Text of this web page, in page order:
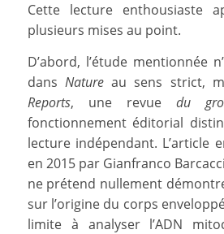
Cette lecture enthousiaste
plusieurs mises au point.
D’abord, l’étude mentionnée
dans Natureau sens strict,
Reports, une revue du
fonctionnement éditorial
lecture indépendant. L’article
en 2015 par Gianfranco
ne prétend nullement
sur l’origine du corps
limite à analyser l’ADN